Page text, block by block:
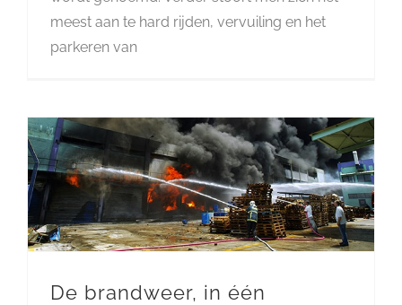
meest aan te hard rijden, vervuiling en het
parkeren van
De brandweer, in één